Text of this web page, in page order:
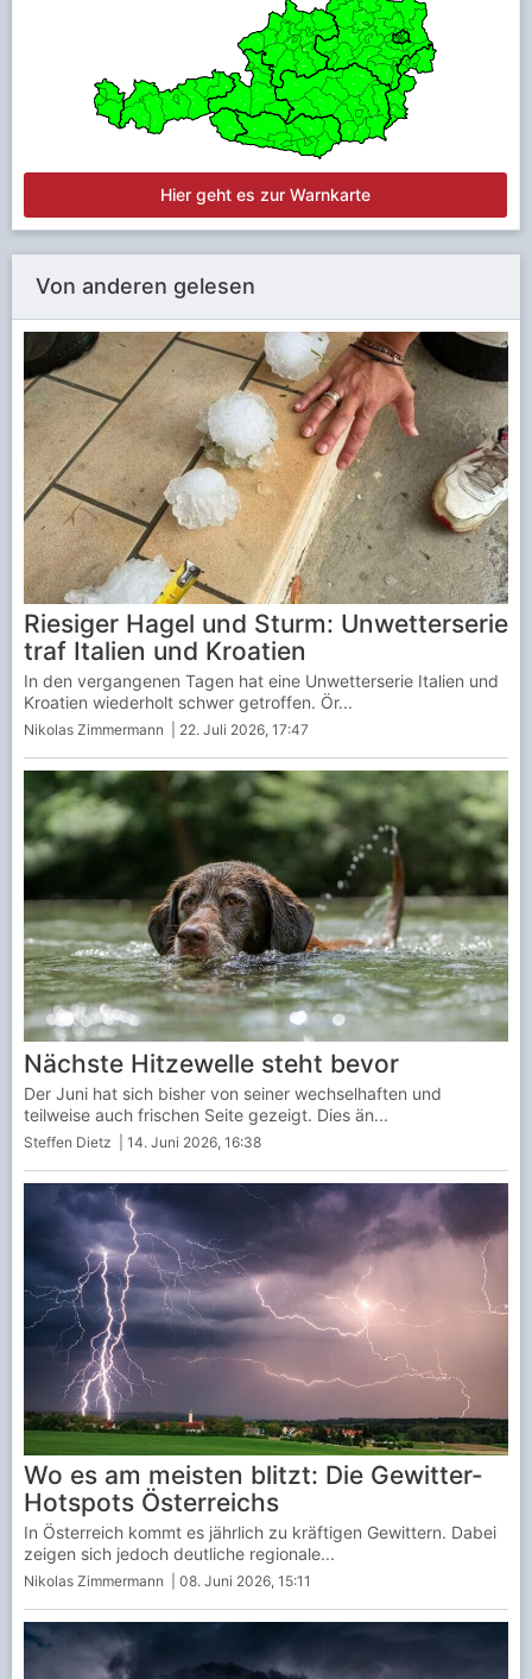
Hier geht es zur Warnkarte
Von anderen gelesen
Riesiger Hagel und Sturm: Unwetterserie
traf Italien und Kroatien
Nikolas Zimmermann | 22. Juli 2026, 17:47
In den vergangenen Tagen hat eine Unwetterserie Italien und
Kroatien wiederholt schwer getroffen. Ör...
Nächste Hitzewelle steht bevor
Steffen Dietz | 14. Juni 2026, 16:38
Der Juni hat sich bisher von seiner wechselhaften und
teilweise auch frischen Seite gezeigt. Dies än...
Wo es am meisten blitzt: Die Gewitter-
Hotspots Österreichs
Nikolas Zimmermann | 08. Juni 2026, 15:11
In Österreich kommt es jährlich zu kräftigen Gewittern. Dabei
zeigen sich jedoch deutliche regionale...